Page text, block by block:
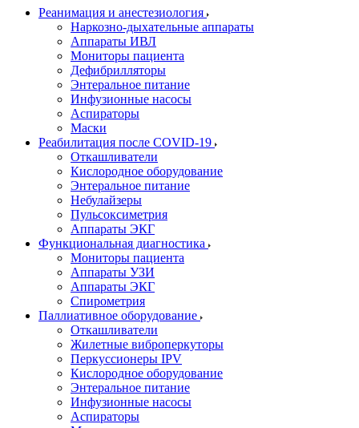
Реанимация и анестезиология
Наркозно-дыхательные аппараты
Аппараты ИВЛ
Мониторы пациента
Дефибрилляторы
Энтеральное питание
Инфузионные насосы
Аспираторы
Маски
Реабилитация после COVID-19
Откашливатели
Кислородное оборудование
Энтеральное питание
Небулайзеры
Пульсоксиметрия
Аппараты ЭКГ
Функциональная диагностика
Мониторы пациента
Аппараты УЗИ
Аппараты ЭКГ
Спирометрия
Паллиативное оборудование
Откашливатели
Жилетные виброперкуторы
Перкуссионеры IPV
Кислородное оборудование
Энтеральное питание
Инфузионные насосы
Аспираторы